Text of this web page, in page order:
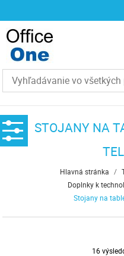
STOJANY NA
Hlavná stránka /
Doplnky k
Stojany na
16